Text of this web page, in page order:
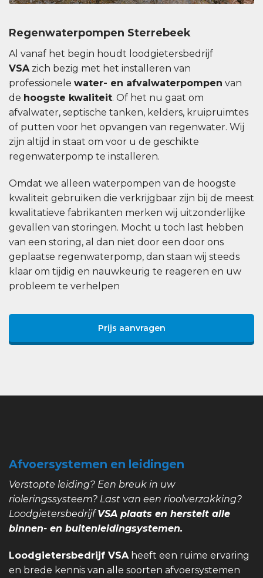
Regenwaterpompen Sterrebeek
Al vanaf het begin houdt loodgietersbedrijf
VSAzich bezig met het installeren van
professionele water- en afvalwaterpompen van
de hoogste kwaliteit. Of het nu gaat om
afvalwater, septische tanken, kelders, kruipruimtes
of putten voor het opvangen van regenwater. Wij
zijn altijd in staat om voor u de geschikte
regenwaterpomp te installeren.
Omdat we alleen waterpompen van de hoogste
kwaliteit gebruiken die verkrijgbaar zijn bij de meest
kwalitatieve fabrikanten merken wij uitzonderlijke
gevallen van storingen. Mocht u toch last hebben
van een storing, al dan niet door een door ons
geplaatse regenwaterpomp, dan staan ​​wij steeds
klaar om tijdig en nauwkeurig te reageren en uw
probleem te verhelpen
Prijs aanvragen
Afvoersystemen en leidingen
Verstopte leiding? Een breuk in uw
rioleringssysteem? Last van een rioolverzakking?
LoodgietersbedrijfVSA plaats en herstelt alle
binnen- en buitenleidingsystemen.
Loodgietersbedrijf VSA heeft een ruime ervaring
en brede kennis van alle soorten afvoersystemen